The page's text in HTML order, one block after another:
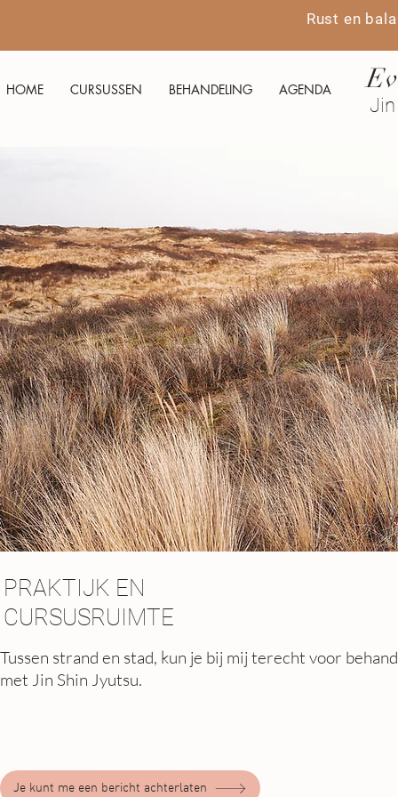
Rust en
HOME CURSUSSEN BEHANDELING AGENDA
PRAKTIJK EN
CURSUSRUIMTE
Tussen strand en stad, kun je bij mij terecht voor
met Jin Shin Jyutsu.
Je kunt me een bericht achterlaten